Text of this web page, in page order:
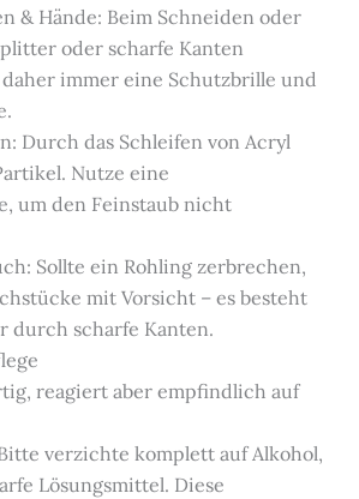
& Hände: Beim Schneiden oder
oder scharfe Kanten
immer eine Schutzbrille und
Durch das Schleifen von Acryl
Nutze eine
um den Feinstaub nicht
Sollte ein Rohling zerbrechen,
mit Vorsicht – es besteht
durch scharfe Kanten.
reagiert aber empfindlich auf
verzichte komplett auf Alkohol,
Lösungsmittel. Diese